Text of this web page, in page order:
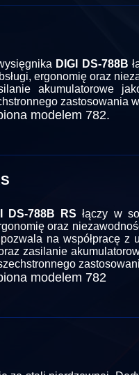
DIGI DS-788B
ergonomię oraz
akumulatorowe
zastosowania
modelem 782.
DS-788B RS łączy w
oraz
na współpracę z
zasilanie
modelem 782